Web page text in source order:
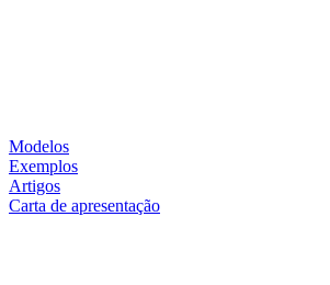
Modelos
Exemplos
Artigos
Carta de apresentação